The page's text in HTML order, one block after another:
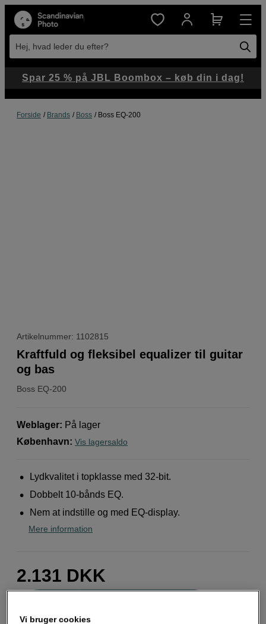
Hej, hvad leder du efter?
Forside Brands Boss Boss EQ-200
Artikelnummer: 1102815
Boss EQ-200
Kraftfuld og fleksibel equalizer til guitar
og bas
Weblager: På lager
København: Vis lagersaldo
Lydkvalitet i topklasse med 32-bit.
Dobbelt 10-bånds EQ.
Nem at indstille og med EQ-display.
Mere information
2.131 DKK
Spar 25 % på JBL Boombox – køb din i dag!
Vi bruger cookies